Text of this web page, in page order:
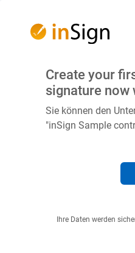
Create your
signature now
Sie können den
"inSign Sample
Ihre Daten werden